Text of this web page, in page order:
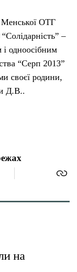
Менської ОТГ
–
одноосібним
“Серп 2013”
своєї родини,
Д.В..
на